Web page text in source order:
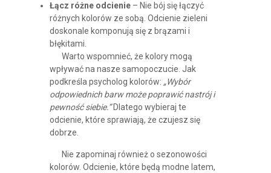
Łącz różne odcienie– Nie bój się łączyć
różnych kolorów ze sobą. Odcienie zieleni
doskonale komponują się z brązami i
błękitami.
Warto wspomnieć, że kolory mogą
wpływać na nasze samopoczucie. Jak
podkreśla psycholog kolorów: „Wybór
odpowiednich barw może poprawić nastrój i
pewność siebie.”Dlatego wybieraj te
odcienie, które sprawiają, że czujesz się
dobrze.
Nie zapominaj również o sezonowości
kolorów. Odcienie, które będą modne latem,